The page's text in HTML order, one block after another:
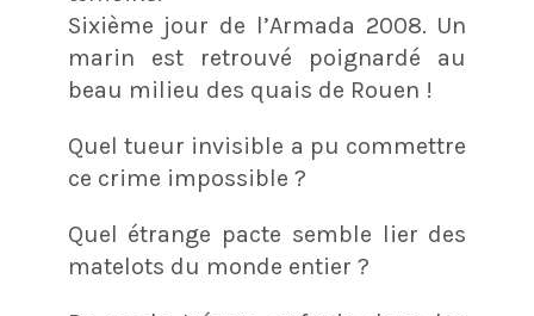
Sixième jour de l’Armada 2008. Un
marin est retrouvé poignardé au
beau milieu des quais de Rouen !
Quel tueur invisible a pu commettre
ce crime impossible ?
Quel étrange pacte semble lier des
matelots du monde entier ?